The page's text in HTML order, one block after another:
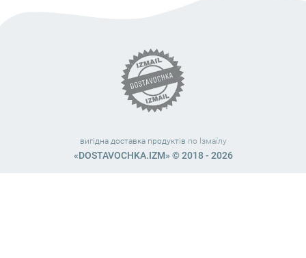
вигідна доставка продуктів по Ізмаїлу
«DOSTAVOCHKA.IZM» © 2018 - 2026